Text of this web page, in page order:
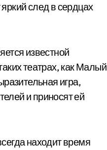
след в сердцах
известной
театрах, как Малый
игра,
и приносят ей
находит время